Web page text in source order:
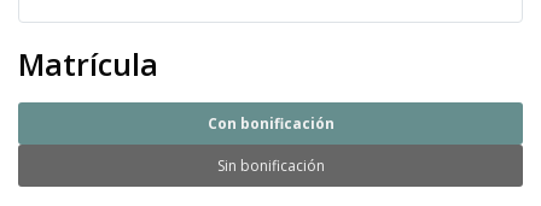
Matrícula
Con bonificación
Sin bonificación